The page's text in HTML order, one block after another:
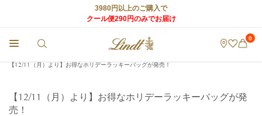
3980円以上のご購入で
クール便290円のみでお届け
0
【12/11（月）より】お得なホリデーラッキーバッグが発売！
【12/11（月）より】お得なホリデーラッキーバッグが発
売！